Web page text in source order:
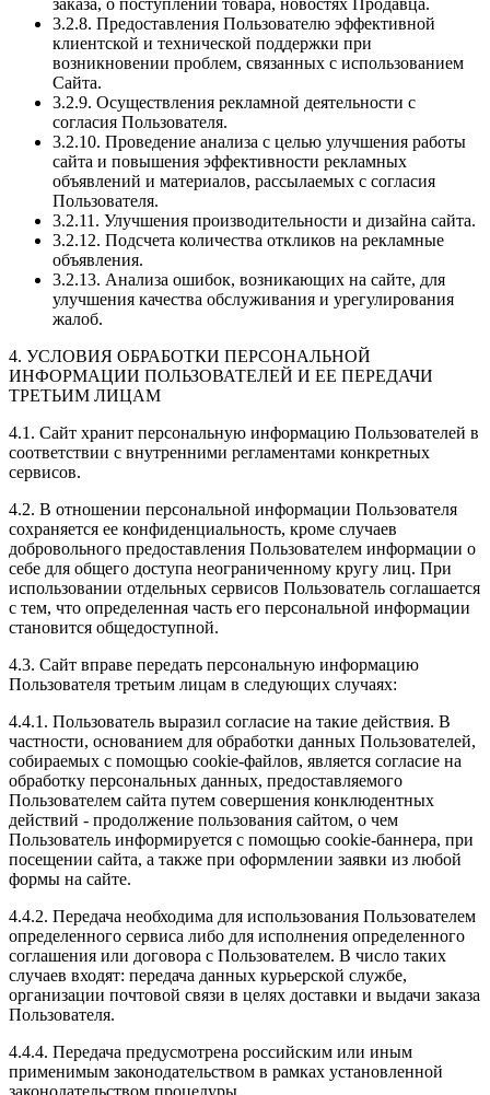
заказа, о поступлении товара, новостях Продавца.
3.2.8. Предоставления Пользователю эффективной
клиентской и технической поддержки при
возникновении проблем, связанных с использованием
Сайта.
3.2.9. Осуществления рекламной деятельности с
согласия Пользователя.
3.2.10. Проведение анализа с целью улучшения работы
сайта и повышения эффективности рекламных
объявлений и материалов, рассылаемых с согласия
Пользователя.
3.2.11. Улучшения производительности и дизайна сайта.
3.2.12. Подсчета количества откликов на рекламные
объявления.
3.2.13. Анализа ошибок, возникающих на сайте, для
улучшения качества обслуживания и урегулирования
жалоб.
4. УСЛОВИЯ ОБРАБОТКИ ПЕРСОНАЛЬНОЙ
ИНФОРМАЦИИ ПОЛЬЗОВАТЕЛЕЙ И ЕЕ ПЕРЕДАЧИ
ТРЕТЬИМ ЛИЦАМ
4.1. Сайт хранит персональную информацию Пользователей в
соответствии с внутренними регламентами конкретных
сервисов.
4.2. В отношении персональной информации Пользователя
сохраняется ее конфиденциальность, кроме случаев
добровольного предоставления Пользователем информации о
себе для общего доступа неограниченному кругу лиц. При
использовании отдельных сервисов Пользователь соглашается
с тем, что определенная часть его персональной информации
становится общедоступной.
4.3. Сайт вправе передать персональную информацию
Пользователя третьим лицам в следующих случаях:
4.4.1. Пользователь выразил согласие на такие действия. В
частности, основанием для обработки данных Пользователей,
собираемых с помощью cookie-файлов, является согласие на
обработку персональных данных, предоставляемого
Пользователем сайта путем совершения конклюдентных
действий - продолжение пользования сайтом, о чем
Пользователь информируется с помощью cookie-баннера, при
посещении сайта, а также при оформлении заявки из любой
формы на сайте.
4.4.2. Передача необходима для использования Пользователем
определенного сервиса либо для исполнения определенного
соглашения или договора с Пользователем. В число таких
случаев входят: передача данных курьерской службе,
организации почтовой связи в целях доставки и выдачи заказа
Пользователя.
4.4.4. Передача предусмотрена российским или иным
применимым законодательством в рамках установленной
законодательством процедуры.